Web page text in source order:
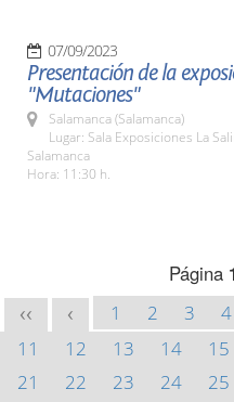
07/09/2023
Presentación de la
"Mutaciones"
Salamanca (Salamanca)
Lugar: Sala Exposiciones La
Salamanca
Hora: 11:30 h.
Página
<< < 1 2 3 4
11
12 13 14 15
21
22 23 24 25